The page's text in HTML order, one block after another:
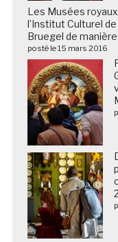
Les Musées
l’Institut Culturel
Bruegel de
posté le 15 mars 2016